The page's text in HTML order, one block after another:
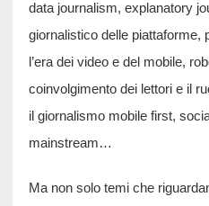
data journalism, explanatory
giornalistico delle piattaforme,
l’era dei video e del mobile,
coinvolgimento dei lettori e il
il giornalismo mobile first,
mainstream…
Ma non solo temi che